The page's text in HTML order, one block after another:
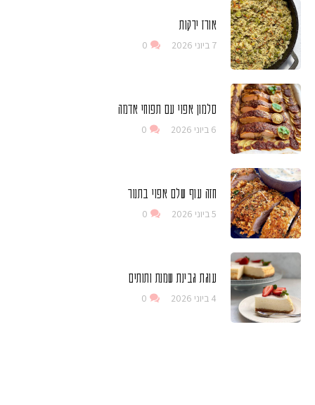
אורז ירקות
7 ביוני 2026 0
סלמון אפוי עם תפוחי אדמה
6 ביוני 2026 0
חזה עוף שלם אפוי בתנור
5 ביוני 2026 0
עוגת גבינת שמנת ותותים
4 ביוני 2026 0